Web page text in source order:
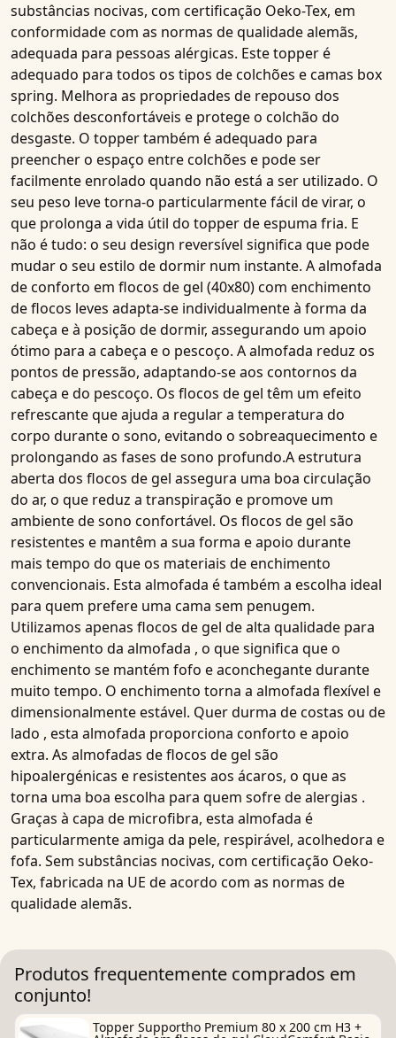
substâncias nocivas, com certificação Oeko-Tex, em
conformidade com as normas de qualidade alemãs,
adequada para pessoas alérgicas. Este topper é
adequado para todos os tipos de colchões e camas box
spring. Melhora as propriedades de repouso dos
colchões desconfortáveis e protege o colchão do
desgaste. O topper também é adequado para
preencher o espaço entre colchões e pode ser
facilmente enrolado quando não está a ser utilizado. O
seu peso leve torna-o particularmente fácil de virar, o
que prolonga a vida útil do topper de espuma fria. E
não é tudo: o seu design reversível significa que pode
mudar o seu estilo de dormir num instante. Aalmofada
de conforto em flocos de gel (40x80)com enchimento
de flocos leves adapta-se individualmente à forma da
cabeça e à posição de dormir, assegurando um apoio
ótimo para a cabeça e o pescoço. Aalmofada reduz os
pontos de pressão, adaptando-se aos contornos da
cabeça e do pescoço. Os flocos de gel têm um efeito
refrescanteque ajuda a regular a temperatura do
corpo durante o sono, evitando o sobreaquecimento e
prolongando as fases de sono profundo.A estrutura
aberta dos flocos de gel assegura uma boa circulação
do ar, o que reduz a transpiração e promove um
ambiente de sono confortável. Os flocos de gel são
resistentes e mantêm a sua forma e apoio durante
mais tempo do que os materiais de enchimento
convencionais. Esta almofada é também a escolha ideal
para quem prefere uma cama sem penugem.
Utilizamos apenas flocos de gel de alta qualidade para
o enchimento da almofada , o que significa que o
enchimento se mantém fofo e aconchegante durante
muito tempo. O enchimento torna a almofada flexível e
dimensionalmente estável. Quer durma de costas ou de
lado , esta almofada proporciona conforto e apoio
extra. As almofadas de flocos de gel são
hipoalergénicas e resistentes aos ácaros, o que as
torna uma boa escolha para quem sofre de alergias .
Graças à capa de microfibra, esta almofada é
particularmente amiga da pele, respirável, acolhedora e
fofa. Sem substâncias nocivas, com certificação Oeko-
Tex, fabricada na UE de acordo com as normas de
qualidade alemãs.
Produtos frequentemente comprados em
conjunto!
Topper Supportho Premium 80 x 200 cm H3 +